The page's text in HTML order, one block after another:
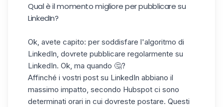
Qual è il momento migliore per pubblicare su
LinkedIn?
Ok, avete capito: per soddisfare l'algoritmo di
LinkedIn, dovrete pubblicare regolarmente su
LinkedIn. Ok, ma quando 🤔?
Affinché i vostri post su LinkedIn abbiano il
massimo impatto, secondo Hubspot ci sono
determinati orari in cui dovreste postare. Questi